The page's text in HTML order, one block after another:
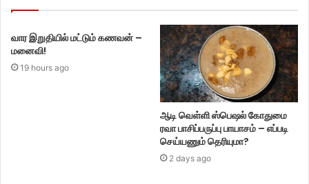
வார இறுதியில் மட்டும் கணவன் –
மனைவி!
19 hours ago
ஆடி வெள்ளி ஸ்பெஷல் கோதுமை
ரவா பாசிப்பருப்பு பாயாசம் – எப்படி
செய்யணும் தெரியுமா?
2 days ago